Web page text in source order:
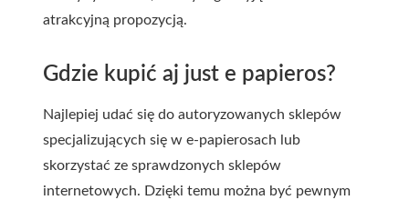
atrakcyjną propozycją.
Gdzie kupić aj just e papieros?
Najlepiej udać się do autoryzowanych sklepów
specjalizujących się w e-papierosach lub
skorzystać ze sprawdzonych sklepów
internetowych. Dzięki temu można być pewnym